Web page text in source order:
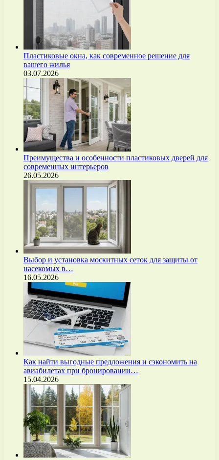
Пластиковые окна, как современное решение для
вашего жилья
03.07.2026
Преимущества и особенности пластиковых дверей для
современных интерьеров
26.05.2026
Выбор и установка москитных сеток для защиты от
насекомых в…
16.05.2026
Как найти выгодные предложения и сэкономить на
авиабилетах при бронировании…
15.04.2026